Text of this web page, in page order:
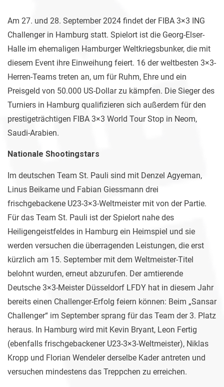
Am 27. und 28. September 2024 findet der FIBA 3×3 ING
Challenger in Hamburg statt. Spielort ist die Georg-Elser-
Halle im ehemaligen Hamburger Weltkriegsbunker, die mit
diesem Event ihre Einweihung feiert. 16 der weltbesten 3×3-
Herren-Teams treten an, um für Ruhm, Ehre und ein
Preisgeld von 50.000 US-Dollar zu kämpfen. Die Sieger des
Turniers in Hamburg qualifizieren sich außerdem für den
prestigeträchtigen FIBA 3×3 World Tour Stop in Neom,
Saudi-Arabien.
Nationale Shootingstars
Im deutschen Team St. Pauli sind mit Denzel Agyeman,
Linus Beikame und Fabian Giessmann drei
frischgebackene U23-3×3-Weltmeister mit von der Partie.
Für das Team St. Pauli ist der Spielort nahe des
Heiligengeistfeldes in Hamburg ein Heimspiel und sie
werden versuchen die überragenden Leistungen, die erst
kürzlich am 15. September mit dem Weltmeister-Titel
belohnt wurden, erneut abzurufen. Der amtierende
Deutsche 3×3-Meister Düsseldorf LFDY hat in diesem Jahr
bereits einen Challenger-Erfolg feiern können: Beim „Sansar
Challenger“ im September sprang für das Team der 3. Platz
heraus. In Hamburg wird mit Kevin Bryant, Leon Fertig
(ebenfalls frischgebackener U23-3×3-Weltmeister), Niklas
Kropp und Florian Wendeler derselbe Kader antreten und
versuchen mindestens das Treppchen zu erreichen.